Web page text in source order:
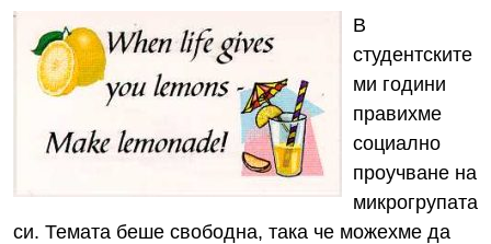
В
студентските
ми години
правихме
социално
проучване на
микрогрупата
си. Темата беше свободна, така че можехме да